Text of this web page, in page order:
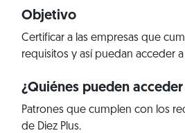
Objetivo
Certificar a las empresas que
requisitos y así puedan acceder
¿Quiénes pueden
Patrones que cumplen con los
de Diez Plus.